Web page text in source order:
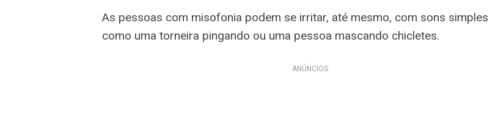
As pessoas com misofonia podem se irritar, até mesmo, com sons simples
como uma torneira pingando ou uma pessoa mascando chicletes.
ANÚNCIOS